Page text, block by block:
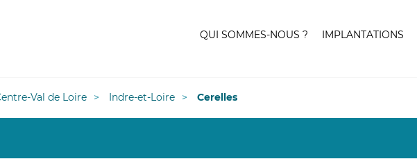
QUI SOMMES-NOUS ? IMPLANTATIONS
Val de Loire Indre-et-Loire Cerelles